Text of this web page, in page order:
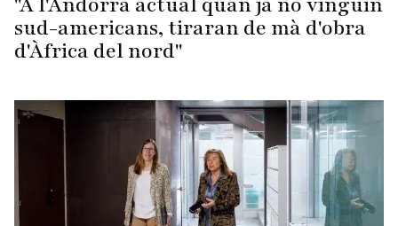
sud-americans, tiraran de mà d'obra
d'Àfrica del nord"